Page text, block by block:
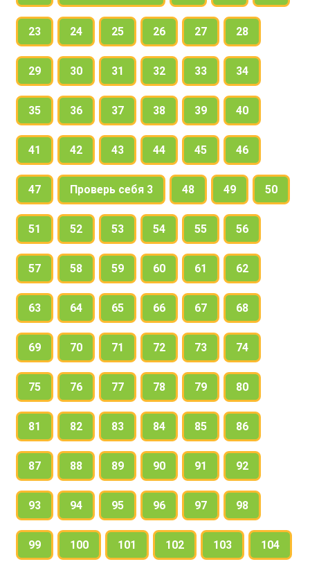
23 24 25 26 27 28
29 30 31 32 33 34
35 36 37 38 39 40
41 42 43 44 45 46
47 Проверь себя 3 48 49 50
51 52 53 54 55 56
57 58 59 60 61 62
63 64 65 66 67 68
69 70 71 72 73 74
75 76 77 78 79 80
81 82 83 84 85 86
87 88 89 90 91 92
93 94 95 96 97 98
99 100 101 102 103 104